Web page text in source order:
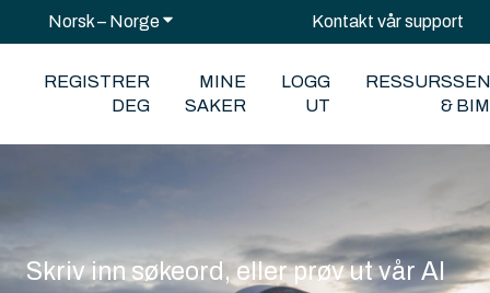
Norsk – NorgeVis undermeny for oversettelser
Kontakt vår support
REGISTRER
DEG
MINE
SAKER
LOGG
UT
&
Skriv inn søkeord, eller prøv ut vår AI